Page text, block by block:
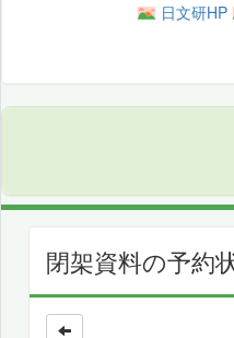
日文研HP
閉架資料の予約